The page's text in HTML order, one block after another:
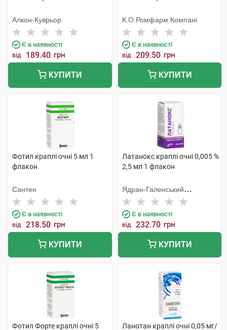
Алкон-Куврьор
Є в наявності
від 189.40 грн
КУПИТИ
К.О.Ромфарм Компані
Є в наявності
від 209.50 грн
КУПИТИ
Фотил краплі очні 5 мл 1
флакон
Сантен
Є в наявності
від 218.50 грн
КУПИТИ
Латанокс краплі очні 0,005 %
2,5 мл 1 флакон
Ядран-Галенський
Лабораторій
Є в наявності
від 232.70 грн
КУПИТИ
Фотил Форте краплі очні 5 Ланотан краплі очні 0,05 мг/